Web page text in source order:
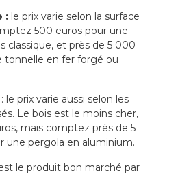
: le prix varie selon la surface
500 euros pour une
classique, et près de 5 000
tonnelle en fer forgé ou
: le prix varie aussi selon les
Le bois est le moins cher,
mais comptez près de 5
une pergola en aluminium.
le produit bon marché par